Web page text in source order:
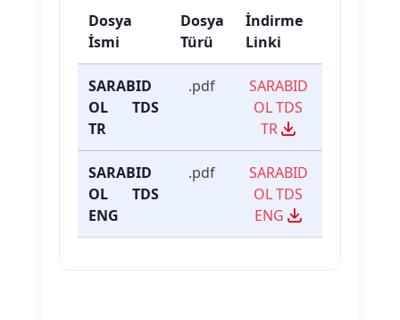
Dosya
İsmi
Dosya
Türü
İndirme
Linki
SARABID
OL TDS
TR
.pdf
SARABID
OL TDS
TR
SARABID
OL TDS
ENG
.pdf
SARABID
OL TDS
ENG